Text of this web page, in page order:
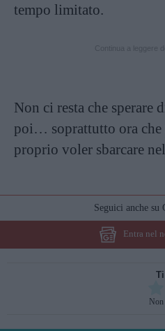
tempo limitato.
Non ci resta che sperare
poi… soprattutto ora che
proprio voler sbarcare
Seguici anche su
Entra nel
Non